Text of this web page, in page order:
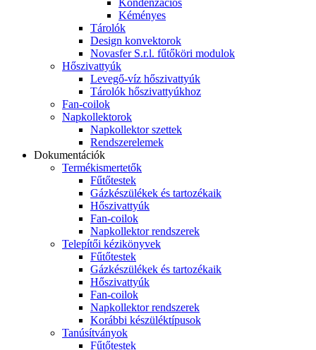
Kondenzációs
Kéményes
Tárolók
Design konvektorok
Novasfer S.r.l. fűtőköri modulok
Hőszivattyúk
Levegő-víz hőszivattyúk
Tárolók hőszivattyúkhoz
Fan-coilok
Napkollektorok
Napkollektor szettek
Rendszerelemek
Dokumentációk
Termékismertetők
Fűtőtestek
Gázkészülékek és tartozékaik
Hőszivattyúk
Fan-coilok
Napkollektor rendszerek
Telepítői kézikönyvek
Fűtőtestek
Gázkészülékek és tartozékaik
Hőszivattyúk
Fan-coilok
Napkollektor rendszerek
Korábbi készüléktípusok
Tanúsítványok
Fűtőtestek